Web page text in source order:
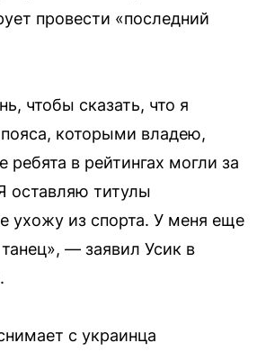
провести «последний
чтобы сказать, что я
которыми владею,
в рейтингах могли за
оставляю титулы
ухожу из спорта. У меня еще
— заявил Усик в
с украинца